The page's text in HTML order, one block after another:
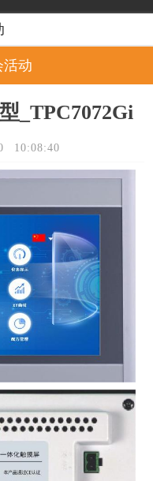
活动
_TPC7072Gi
10:08:40